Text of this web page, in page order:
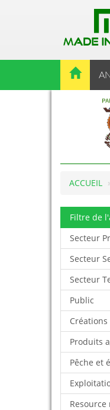
ACCUEIL
Filtre de
Secteur
Secteur
Secteur
Public
Produits
Pêche et